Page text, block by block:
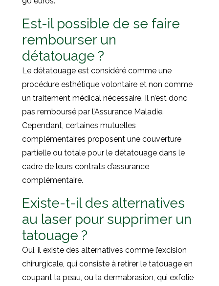
Est-il possible de se faire
rembourser un
détatouage ?
Le détatouage est considéré comme une
procédure esthétique volontaire et non comme
un traitement médical nécessaire. Il n’est donc
pas remboursé par l’Assurance Maladie.
Cependant, certaines mutuelles
complémentaires proposent une couverture
partielle ou totale pour le détatouage dans le
cadre de leurs contrats d’assurance
complémentaire.
Existe-t-il des alternatives
au laser pour supprimer un
tatouage ?
Oui, il existe des alternatives comme l’excision
chirurgicale, qui consiste à retirer le tatouage en
coupant la peau, ou la dermabrasion, qui exfolie